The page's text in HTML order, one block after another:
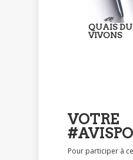
QUAIS
VIVONS
VOTRE
Pour participer à ce forum, vous devez